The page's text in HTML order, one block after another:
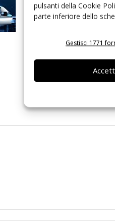
pulsanti della Cookie
parte inferiore dello
Gestisci 1771
Smart home: la sfida passa